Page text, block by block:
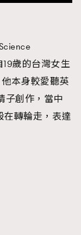
歲的台灣女生
本身較愛聽英
子創作，當中
在轉輪走，表達